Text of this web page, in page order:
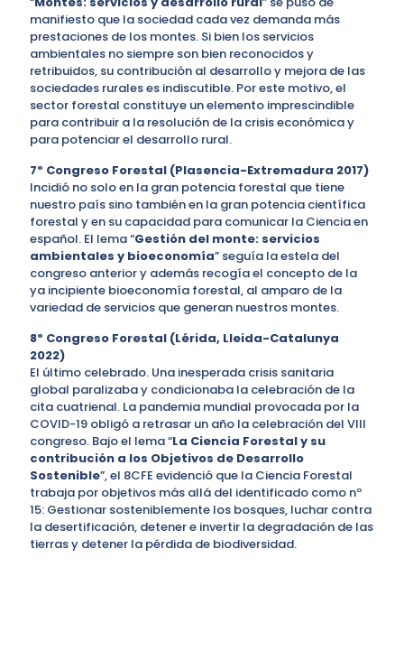
manifiesto que la sociedad cada vez demanda más
prestaciones de los montes. Si bien los servicios
ambientales no siempre son bien reconocidos y
retribuidos, su contribución al desarrollo y mejora de las
sociedades rurales es indiscutible. Por este motivo, el
sector forestal constituye un elemento imprescindible
para contribuir a la resolución de la crisis económica y
para potenciar el desarrollo rural.
7º Congreso Forestal (Plasencia-Extremadura 2017)
Incidió no solo en la gran potencia forestal que tiene
nuestro país sino también en la gran potencia científica
forestal y en su capacidad para comunicar la Ciencia en
español. El lema “Gestión del monte: servicios
ambientales y bioeconomía” seguía la estela del
congreso anterior y además recogía el concepto de la
ya incipiente bioeconomía forestal, al amparo de la
variedad de servicios que generan nuestros montes.
8º Congreso Forestal (Lérida, Lleida-Catalunya
2022)
El último celebrado. Una inesperada crisis sanitaria
global paralizaba y condicionaba la celebración de la
cita cuatrienal. La pandemia mundial provocada por la
COVID-19 obligó a retrasar un año la celebración del VIII
congreso. Bajo el lema “La Ciencia Forestal y su
contribución a los Objetivos de Desarrollo
Sostenible”, el 8CFE evidenció que la Ciencia Forestal
trabaja por objetivos más allá del identificado como nº
15: Gestionar sosteniblemente los bosques, luchar contra
la desertificación, detener e invertir la degradación de las
tierras y detener la pérdida de biodiversidad.